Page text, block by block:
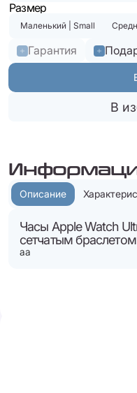
Размер
Маленький | Small
Гарантия
В
Описание
Часы Apple Watch
сетчатым браслетом
аа